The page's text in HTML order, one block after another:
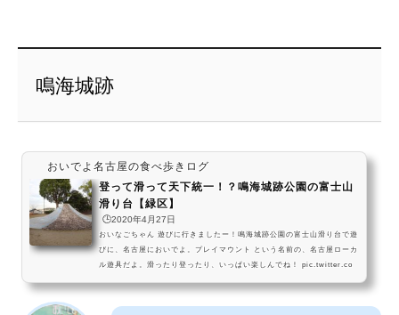
鳴海城跡
おいでよ名古屋の食べ歩きログ
登って滑って天下統一！？鳴海城跡公園の富士山
滑り台【緑区】
🕒️2020年4月27日
おいなごちゃん 遊びに行きましたー！鳴海城跡公園の富士山滑り台で遊
びに、名古屋においでよ。プレイマウント という名前の、名古屋ローカ
ル遊具だよ。滑ったり登ったり、いっぱい楽しんでね！ pic.twitter.co
よ～！ かつてこの辺りに鳴海城があったんだね～ もうお城はないけ